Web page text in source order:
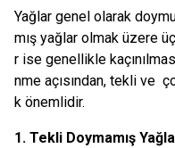
Yağlar genel olarak
mış yağlar olmak üzere
r ise genellikle
nme açısından, tekli ve
k önemlidir.
1. Tekli Doymamış